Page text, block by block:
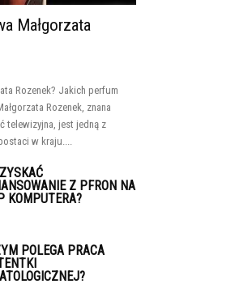
Małgorzata
Rozenek? Jakich perfum
Rozenek, znana
telewizyjna, jest jedną z
w kraju....
Z PFRON NA
KOMPUTERA?
POLEGA PRACA